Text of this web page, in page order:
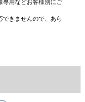
用などお客様別にご
きませんので、あら